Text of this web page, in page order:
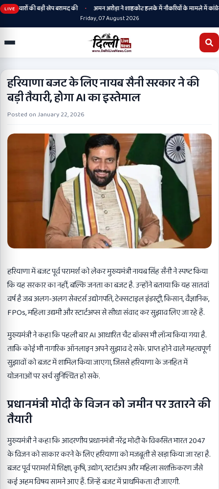
LIVE की बड़ी खेप बरामद की •
अमन अरोड़ा ने शाहकोट हलके में नौकरियों के मामले में कांग्रेसी
Friday, 07 August 2026
हरियाणा बजट के लिए नायब सैनी सरकार ने की
बड़ी तैयारी, होगा AI का इस्तेमाल
Posted onJanuary 22, 2026
हरियाणा में बजट पूर्व परामर्श को लेकर मुख्यमंत्री नायब सिंह सैनी ने स्पष्ट किया
कि यह सरकार का नहीं, बल्कि जनता का बजट है. उन्होंने बताया कि यह सातवां
वर्ष है जब अलग-अलग सेक्टर्स उद्योगपति, टेक्सटाइल इंडस्ट्री, किसान, वैज्ञानिक,
FPOs, महिला उद्यमी और स्टार्टअप्स से सीधा संवाद कर सुझाव लिए जा रहे हैं.
मुख्यमंत्री ने कहा कि पहली बार AI आधारित चैट बॉक्स भी लॉन्च किया गया है.
ताकि कोई भी नागरिक ऑनलाइन अपने सुझाव दे सके. प्राप्त होने वाले महत्वपूर्ण
सुझावों को बजट में शामिल किया जाएगा, जिससे हरियाणा के जनहित में
योजनाओं पर खर्च सुनिश्चित हो सके.
प्रधानमंत्री मोदी के विजन को जमीन पर उतारने की
तैयारी
मुख्यमंत्री ने कहा कि आदरणीय प्रधानमंत्री नरेंद्र मोदी के विकसित भारत 2047
के विजन को साकार करने के लिए हरियाणा को मजबूती से खड़ा किया जा रहा है.
बजट पूर्व परामर्श में शिक्षा, कृषि, उद्योग, स्टार्टअप और महिला सशक्तिकरण जैसे
कई अहम विषय सामने आए हैं. जिन्हें बजट में प्राथमिकता दी जाएगी.